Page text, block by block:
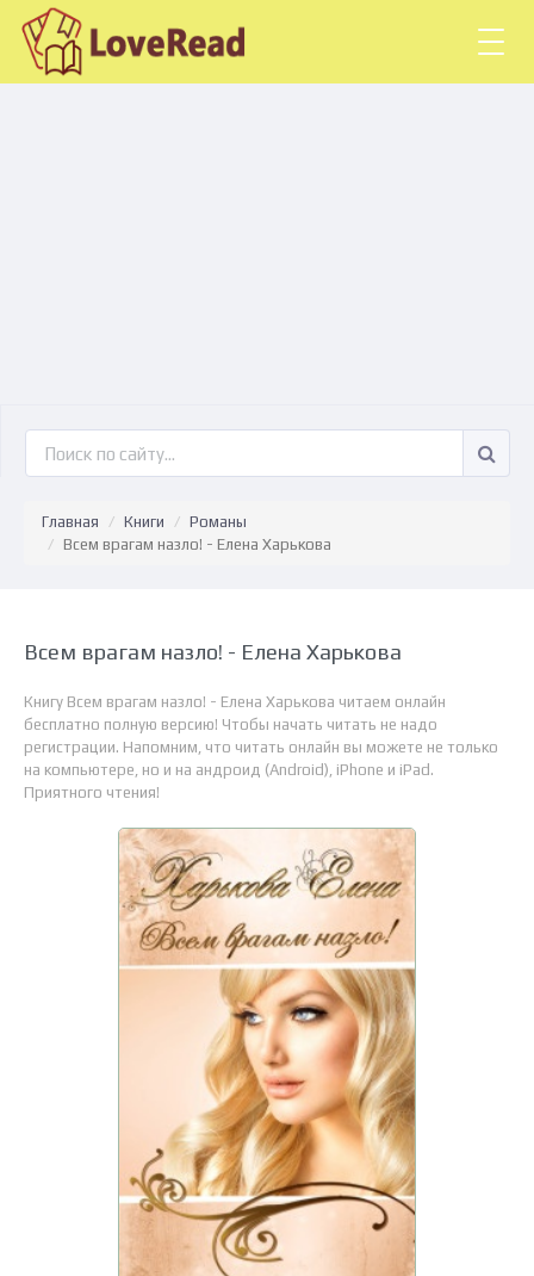
Главная Книги
Романы
Всем врагам назло! - Елена Харькова
Всем врагам назло! - Елена Харькова
Книгу Всем врагам назло! - Елена Харькова читаем онлайн
бесплатно полную версию! Чтобы начать читать не надо
регистрации. Напомним, что читать онлайн вы можете не только
на компьютере, но и на андроид (Android), iPhone и iPad.
Приятного чтения!